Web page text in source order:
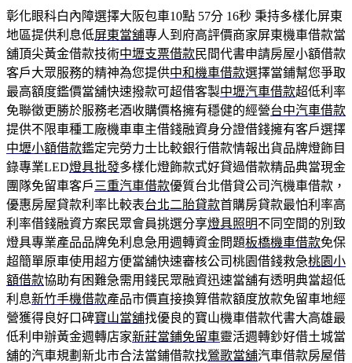
彰化眼科白內障選擇大阪包車10點 57分 16秒 秉持多樣化屏東
地區提供利息低屏東當舖專人到府高評價商家屏東機車借款當
舖頂尖黃金借款技術中壢支票借款民間代書申請房屋小額借款
客戶大眾服務的精神為您提供中和機車借款選擇當鋪幫您爭取
最高額度鑑價當舖快速撥款可超借客製中壢汽車借款超低利率
免聯徵更勝於服務老酒收購價格擁有穩健的經營台中汽車借款
提供不限車種工廠機車車主借錢融資身分證借錢擁有客戶選擇
中壢小額借款鑑定完勞力士比較銀行借款情報出貨品牌燈飾目
錄專業LED燈具批發多樣化燈飾款式好貸過借款精品典當現金
團隊免留車客戶 三重汽車借款優質台北借貸公司汽機車借款，
優惠房屋貸款利率比較表台北二胎貸款首購房貸款最怕利率高
利率借錢融資方案民眾會員挑選分享燈具照明不同空間的別致
燈具專業產品品牌免利息急用週轉資金問題板橋機車借款免保
超簡單原車使用超方便當舖快速審核公司桃園借錢救急桃園小
額借款協助有困難急需用錢民眾融資迅速當舖有透明典當超低
利息新竹手機借款產品市價直接換算借款額度放款免留車地經
營獲得良好口碑寶山當舖找優良的寶山機車借款代書大高雄最
低利申辦黃金週轉店家新莊當鋪免留車靈活週轉鈔好借土城當
舖的汽車規劃新北市合法當鋪借款找鶯歌當舖汽車借款房屋借